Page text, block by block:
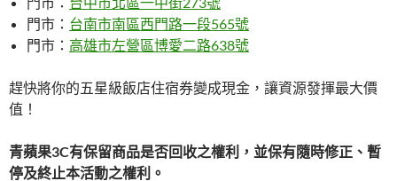
門市： 台南市南區西門路一段565號
門市： 高雄市左營區博愛二路638號
趕快將你的五星級飯店住宿券變成現金，讓資源發揮最大價
值！
青蘋果3C有保留商品是否回收之權利，並保有隨時修正、暫
停及終止本活動之權利。